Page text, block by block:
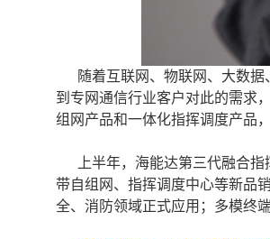
随着互联网、物联网、大数
到专网通信行业客户对此的需求
组网产品和一体化指挥调度产品
上半年，海能达第三代融合
带自组网、指挥调度中心等新品
全、消防领域正式应用；多模终